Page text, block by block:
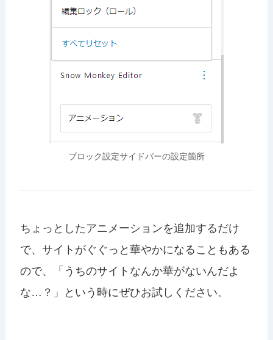
ブロック設定サイドバーの設定箇所
ちょっとしたアニメーションを追加するだけ
で、サイトがぐぐっと華やかになることもある
ので、「うちのサイトなんか華がないんだよ
な…？」という時にぜひお試しください。